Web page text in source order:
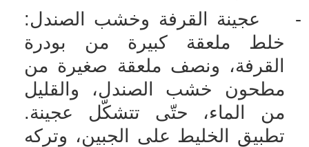
-
عجينة القرفة وخشب الصندل:
خلط ملعقة كبيرة من بودرة
القرفة، ونصف ملعقة صغيرة من
مطحون خشب الصندل، والقليل
من الماء، حتّى تتشكّل عجينة.
تطبيق الخليط على الجبين، وتركه